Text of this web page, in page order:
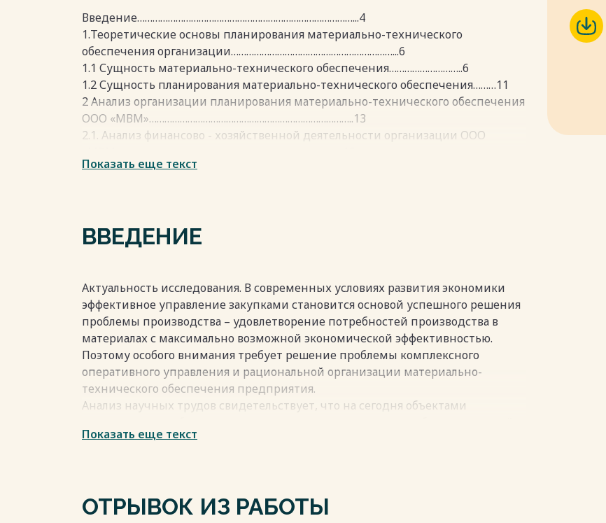
Введение…………………………………………………………………………...4
1.Теоретические основы планирования материально-технического
обеспечения организации………………………………………………………...6
1.1 Сущность материально-технического обеспечения………………………..6
1.2 Сущность планирования материально-технического обеспечения………11
2 Анализ организации планирования материально-технического обеспечения
ООО «МВМ»……………………………………………………………………..13
2.1. Анализ финансово - хозяйственной деятельности организации ООО
3.Мероприятия по повышению эффективности коммерческой деятельности
Весь текст будет доступен
Показать еще текст
ВВЕДЕНИЕ
Актуальность исследования. В современных условиях развития экономики
эффективное управление закупками становится основой успешного решения
проблемы производства – удовлетворение потребностей производства в
материалах с максимально возможной экономической эффективностью.
Поэтому особого внимания требует решение проблемы комплексного
оперативного управления и рациональной организации материально-
технического обеспечения предприятия.
Анализ научных трудов свидетельствует, что на сегодня объектами
подсистемы менеджмента (организация складского хозяйства,
сети при закупках материальных ресурсов.
Показать еще текст
ОТРЫВОК ИЗ РАБОТЫ